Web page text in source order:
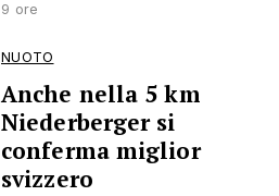
9 ore
NUOTO
Anche nella 5 km
Niederberger si
conferma miglior
svizzero